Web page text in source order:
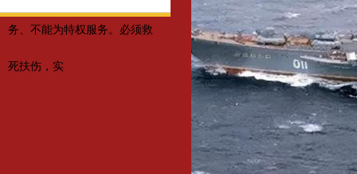
务、不能为特权服务。必须救
死扶伤，实